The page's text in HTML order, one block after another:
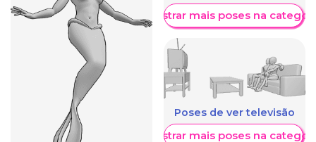
Mostrar mais poses na
Poses de ver televisão
Mostrar mais poses na